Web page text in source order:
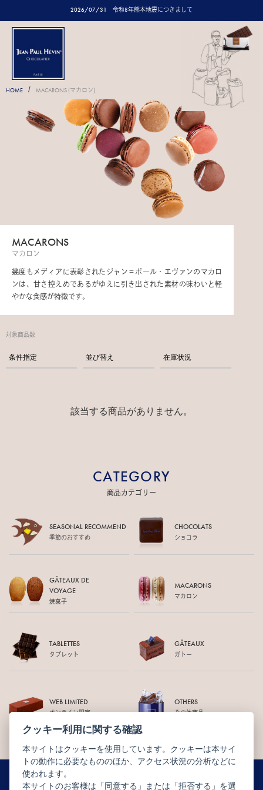
2026/07/31 令和8年熊本地震につきまして
HOME / MACARONS (マカロン)
MACARONS
マカロン
幾度もメディアに表彰されたジャン＝ポール・エヴァンのマカロ
ンは、甘さ控えめであるがゆえに引き出された素材の味わいと軽
やかな食感が特徴です。
対象商品数
条件指定 並び替え 在庫状況
該当する商品がありません。
CATEGORY
商品カテゴリー
SEASONAL RECOMMEND
季節のおすすめ
CHOCOLATS
ショコラ
GÂTEAUX DE
VOYAGE
焼菓子
MACARONS
マカロン
TABLETTES
タブレット
GÂTEAUX
ガトー
WEB LIMITED
オンライン限定
OTHERS
その他商品
クッキー利用に関する確認
本サイトはクッキーを使用しています。クッキーは本サイ
トの動作に必要なもののほか、アクセス状況の分析などに
使われます。
本サイトのお客様は「同意する」または「拒否する」を選